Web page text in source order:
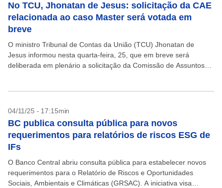
No TCU, Jhonatan de Jesus: solicitação da CAE
relacionada ao caso Master será votada em
breve
O ministro Tribunal de Contas da União (TCU) Jhonatan de
Jesus informou nesta quarta-feira, 25, que em breve será
deliberada em plenário a solicitação da Comissão de Assuntos
04/11/25 - 17:15min
BC publica consulta pública para novos
requerimentos para relatórios de riscos ESG de
IFs
O Banco Central abriu consulta pública para estabelecer novos
requerimentos para o Relatório de Riscos e Oportunidades
Sociais, Ambientais e Climáticas (GRSAC). A iniciativa visa